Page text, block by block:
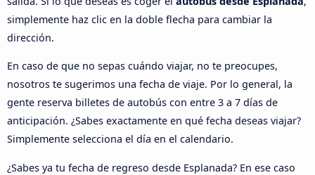
simplemente haz clic en la doble flecha para cambiar la
dirección.
En caso de que no sepas cuándo viajar, no te preocupes,
nosotros te sugerimos una fecha de viaje. Por lo general, la
gente reserva billetes de autobús con entre 3 a 7 días de
anticipación. ¿Sabes exactamente en qué fecha deseas viajar?
Simplemente selecciona el día en el calendario.
¿Sabes ya tu fecha de regreso desde Esplanada? En ese caso